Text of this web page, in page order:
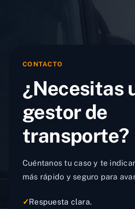
CONTACTO
¿Necesitas
gestor de
transporte?
Cuéntanos tu caso y te
más rápido y seguro para
✓Respuesta clara.